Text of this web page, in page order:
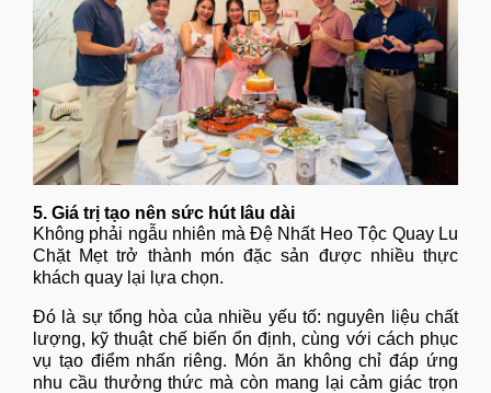
5. Giá trị tạo nên sức hút lâu dài
Không phải ngẫu nhiên mà Đệ Nhất Heo Tộc Quay Lu
Chặt Mẹt trở thành món đặc sản được nhiều thực
khách quay lại lựa chọn.
Đó là sự tổng hòa của nhiều yếu tố: nguyên liệu chất
lượng, kỹ thuật chế biến ổn định, cùng với cách phục
vụ tạo điểm nhấn riêng. Món ăn không chỉ đáp ứng
nhu cầu thưởng thức mà còn mang lại cảm giác trọn